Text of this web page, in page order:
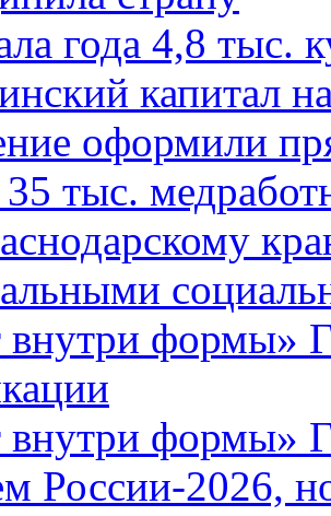
года 4,8 тыс.
капитал
оформили
35 тыс.
внутри формы»
внутри формы»
России-2026,